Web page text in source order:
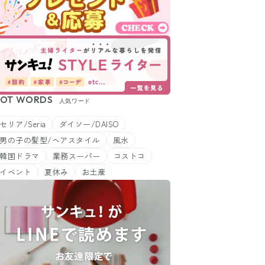
WORDS 人気ワード
セリア/Seria
ダイソー/DAISO
男の子の髪型/ヘアスタイル
風水
韓国ドラマ
業務スーパー
コストコ
イベント
夏休み お土産